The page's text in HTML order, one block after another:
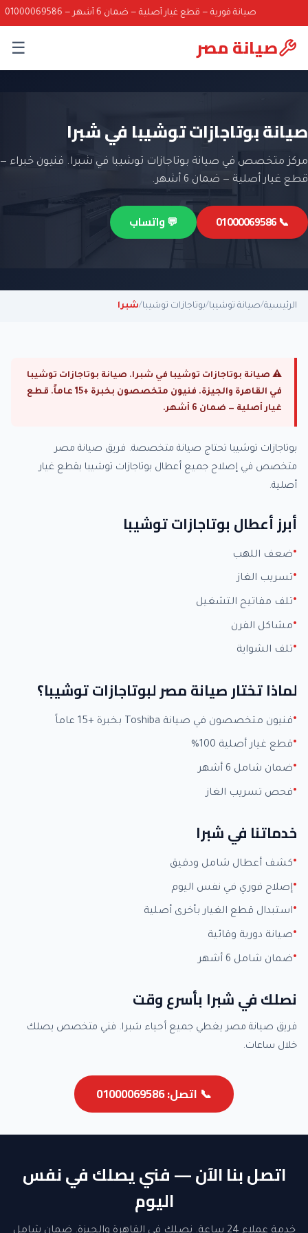
صيانة فورية — قطع غيار أصلية — ضمان 6 أشهر — 01000069586
صيانة مصر ☰
صيانة بوتاجازات توشيبا في شبرا
مركز متخصص في صيانة بوتاجازات توشيبا في شبرا. فنيون خبراء —
قطع غيار أصلية — ضمان 6 أشهر.
📞 01000069586 💬 واتساب
الرئيسية/صيانة توشيبا/بوتاجازات توشيبا/شبرا
⚠ صيانة بوتاجازات توشيبا في شبرا. صيانة بوتاجازات توشيبا
في القاهرة والجيزة. فنيون متخصصون بخبرة +15 عاماً. قطع
غيار أصلية — ضمان 6 أشهر.
بوتاجازات توشيبا تحتاج صيانة متخصصة. فريق صيانة مصر
متخصص في إصلاح جميع أعطال بوتاجازات توشيبا بقطع غيار
أصلية.
أبرز أعطال بوتاجازات توشيبا
ضعف اللهب
تسريب الغاز
تلف مفاتيح التشغيل
مشاكل الفرن
تلف الشواية
لماذا تختار صيانة مصر لبوتاجازات توشيبا؟
فنيون متخصصون في صيانة Toshiba بخبرة +15 عاماً
قطع غيار أصلية 100%
ضمان شامل 6 أشهر
فحص تسريب الغاز
خدماتنا في شبرا
كشف أعطال شامل ودقيق
إصلاح فوري في نفس اليوم
استبدال قطع الغيار بأخرى أصلية
صيانة دورية وقائية
ضمان شامل 6 أشهر
نصلك في شبرا بأسرع وقت
فريق صيانة مصر يغطي جميع أحياء شبرا. فني متخصص يصلك
خلال ساعات.
📞 اتصل: 01000069586
اتصل بنا الآن — فني يصلك في نفس
اليوم